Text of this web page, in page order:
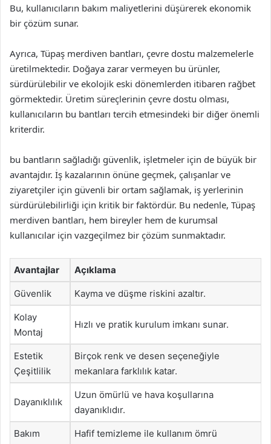
Bu, kullanıcıların bakım maliyetlerini düşürerek ekonomik
bir çözüm sunar.
Ayrıca, Tüpaş merdiven bantları, çevre dostu malzemelerle
üretilmektedir. Doğaya zarar vermeyen bu ürünler,
sürdürülebilir ve ekolojik eski dönemlerden itibaren rağbet
görmektedir. Üretim süreçlerinin çevre dostu olması,
kullanıcıların bu bantları tercih etmesindeki bir diğer önemli
kriterdir.
bu bantların sağladığı güvenlik, işletmeler için de büyük bir
avantajdır. İş kazalarının önüne geçmek, çalışanlar ve
ziyaretçiler için güvenli bir ortam sağlamak, iş yerlerinin
sürdürülebilirliği için kritik bir faktördür. Bu nedenle, Tüpaş
merdiven bantları, hem bireyler hem de kurumsal
kullanıcılar için vazgeçilmez bir çözüm sunmaktadır.
Avantajlar Açıklama
Güvenlik Kayma ve düşme riskini azaltır.
Kolay
Montaj
Hızlı ve pratik kurulum imkanı sunar.
Estetik
Çeşitlilik
Birçok renk ve desen seçeneğiyle
mekanlara farklılık katar.
Dayanıklılık
Uzun ömürlü ve hava koşullarına
dayanıklıdır.
Bakım
Hafif temizleme ile kullanım ömrü